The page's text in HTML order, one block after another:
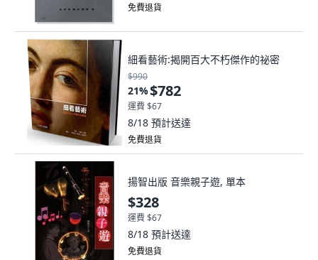
免費退貨
細看藝術:揭開百大不朽傑作的祕密
$990
21%$782
運費 $67
8/18 預計送達
免費退貨
揚智出版 音樂親子遊, 單本
$328
運費 $67
8/18 預計送達
免費退貨